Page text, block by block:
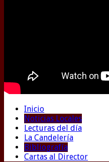
Inicio
Noticias Locales
Lecturas del día
La Candelería
Bibliografía
Cartas al Director